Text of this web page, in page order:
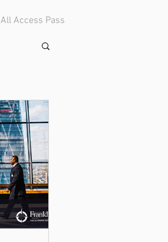
All Access Pass